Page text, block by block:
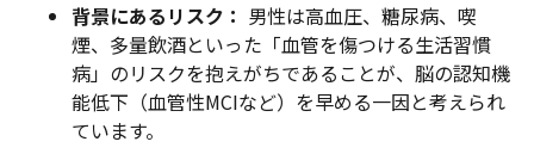
背景にあるリスク： 男性は高血圧、糖尿病、喫
煙、多量飲酒といった「血管を傷つける生活習慣
病」のリスクを抱えがちであることが、脳の認知機
能低下（血管性MCIなど）を早める一因と考えられ
ています。